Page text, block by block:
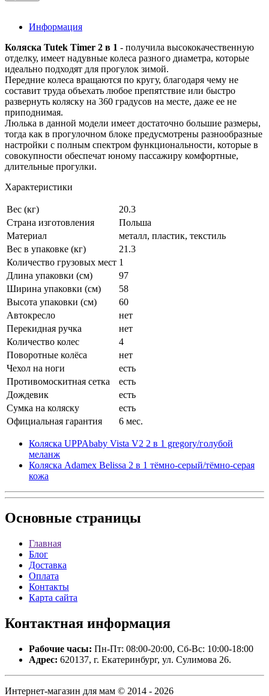
Информация
Коляска Tutek Timer 2 в 1 - получила высококачественную
отделку, имеет надувные колеса разного диаметра, которые
идеально подходят для прогулок зимой.
Передние колеса вращаются по кругу, благодаря чему не
составит труда объехать любое препятствие или быстро
развернуть коляску на 360 градусов на месте, даже ее не
приподнимая.
Люлька в данной модели имеет достаточно большие размеры,
тогда как в прогулочном блоке предусмотрены разнообразные
настройки с полным спектром функциональности, которые в
совокупности обеспечат юному пассажиру комфортные,
длительные прогулки.
Характеристики
Вес (кг)
20.3
Страна изготовления
Польша
Материал
металл, пластик, текстиль
Вес в упаковке (кг)
21.3
Количество грузовых мест 1
Длина упаковки (см)
97
Ширина упаковки (см)
58
Высота упаковки (см)
60
Автокресло
нет
Перекидная ручка
нет
Количество колес
4
Поворотные колёса
нет
Чехол на ноги
есть
Противомоскитная сетка
есть
Дождевик
есть
Сумка на коляску
есть
Официальная гарантия
6 мес.
Коляска UPPAbaby Vista V2 2 в 1 gregory/голубой
меланж
Коляска Adamex Belissa 2 в 1 тёмно-серый/тёмно-серая
кожа
Основные страницы
Главная
Блог
Доставка
Оплата
Контакты
Карта сайта
Контактная информация
Рабочие часы: Пн-Пт: 08:00-20:00, Сб-Вс: 10:00-18:00
Адрес: 620137, г. Екатеринбург, ул. Сулимова 26.
Интернет-магазин для мам © 2014 - 2026